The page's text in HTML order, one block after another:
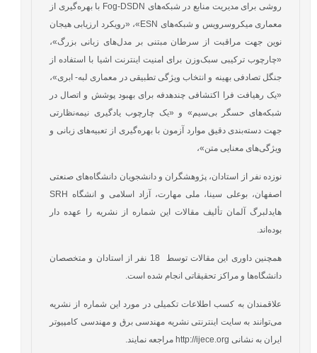
روشی برای مدیریت منابع در شبکه‌های Fog-DSDN با بهره‌گیری از
معماری میکروسرویس و شبکه‌های ESN»، «رویکرد ارزیابی هیجان
نوین جهت مراقبت از سرطان مبتنی بر مدل‌های زبانی بزرگ»،
«چارچوب ترکیبی سبک‌وزن برای امنیت اینترنت اشیا با استفاده از
جنگل تصادفی بهینه و انتخاب ویژگی تطبیقی در معماری لبه- ابری»،
«یک رهیافت فرا اکتشافی چندهدفه برای بهبود پوشش و اتصال در
شبکه‌های حسگر بی‌سیم» و «یک چارچوب یادگیری نیمه‌نظارتی
جهت دسته‌بندی دقیق موارد آزمون با بهره‌گیری از تعبیه‌های زبانی و
ویژگی‌های معنایی متن»،
نوزده نفر از استادان، پژوهشگران و دانشجویان دانشگاه‌های صنعتی
اصفهان، بوعلی سینا، ملی مهارت، آزاد اسلامی و انشگاه SRH
هایدلبرگ آلمان تألیف مقالات این شماره از نشریه را عهده دار
بوده‌اند.
همچنین داوری این مقالات توسط 18 نفر از استادان و متخصصان
دانشگاه‌ها و مراکز تحقیقاتی انجام شده است.
علاقمندان به کسب اطلاعات تکمیلی در مورد این شماره از نشریه
می‌توانند به سایت اینترنتی نشریه مهندسی برق و مهندسی کامپیوتر
ایران به نشانی http://ijece.org مراجعه نمایند.